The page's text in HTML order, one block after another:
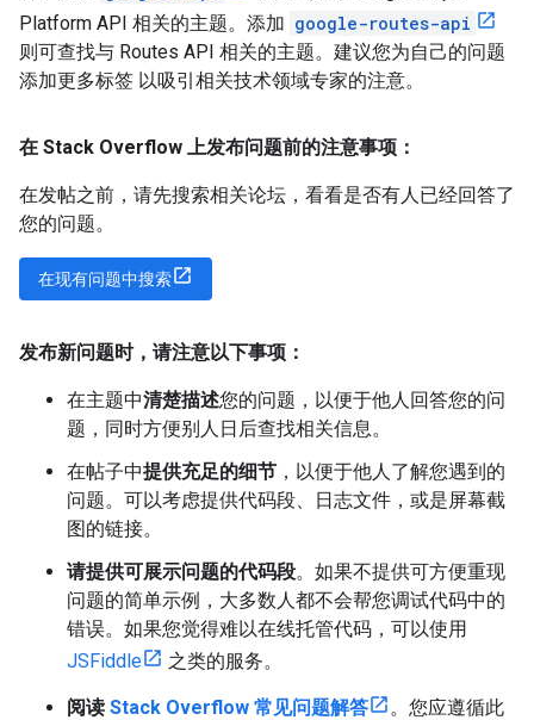
Platform API 相关的主题。添加 google-routes-api
则可查找与 Routes API 相关的主题。建议您为自己的问题
添加更多标签 以吸引相关技术领域专家的注意。
在 Stack Overflow 上发布问题前的注意事项：
在发帖之前，请先搜索相关论坛，看看是否有人已经回答了
您的问题。
在现有问题中搜索
发布新问题时，请注意以下事项：
在主题中清楚描述您的问题，以便于他人回答您的问
题，同时方便别人日后查找相关信息。
在帖子中提供充足的细节 ，以便于他人了解您遇到的
问题。可以考虑提供代码段、日志文件，或是屏幕截
图的链接。
请提供可展示问题的代码段。如果不提供可方便重现
问题的简单示例，大多数人都不会帮您调试代码中的
错误。如果您觉得难以在线托管代码，可以使用
JSFiddle
之类的服务。
阅读 Stack Overflow 常见问题解答
。您应遵循此